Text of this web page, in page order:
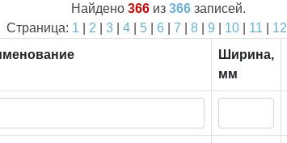
Найдено 366 из 366 записей.
Страница: 1 2 3| 4| 5| 6 7 8| 9 10| 11 12
Ширина,
мм